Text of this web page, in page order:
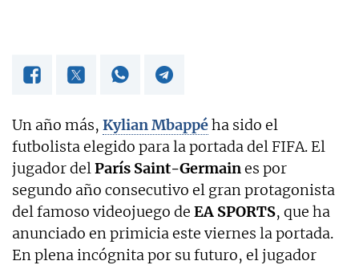
Un año más, Kylian Mbappéha sido el
futbolista elegido para la portada del FIFA. El
jugador delParís Saint-Germaines por
segundo año consecutivo el gran protagonista
del famoso videojuego de EA SPORTS, que ha
anunciado en primicia este viernes la portada.
En plena incógnita por su futuro, el jugador